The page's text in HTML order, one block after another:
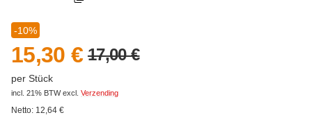
-10%
15,30 € 17,00 €
per Stück
incl. 21% BTWexcl. Verzending
Netto: 12,64 €